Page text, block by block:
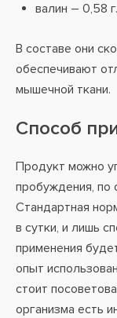
валин – 0,58 г.
В составе они
обеспечивают
мышечной ткани.
Способ
Продукт можно
пробуждения, по
Стандартная
в сутки, и лишь
применения
опыт
стоит
организма есть